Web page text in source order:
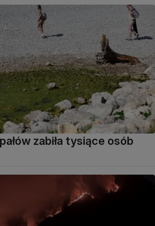
zabiła tysiące osób